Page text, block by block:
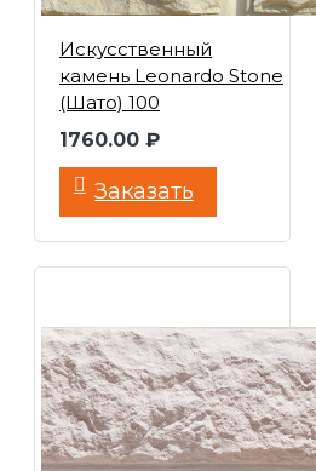
Искусственный
камень Leonardo Stone
(Шато) 100
1760.00 ₽
Заказать